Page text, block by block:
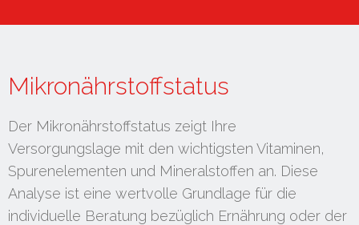
Mikronährstoffstatus
Der Mikronährstoffstatus zeigt Ihre
Versorgungslage mit den wichtigsten Vitaminen,
Spurenelementen und Mineralstoffen an. Diese
Analyse ist eine wertvolle Grundlage für die
individuelle Beratung bezüglich Ernährung oder der